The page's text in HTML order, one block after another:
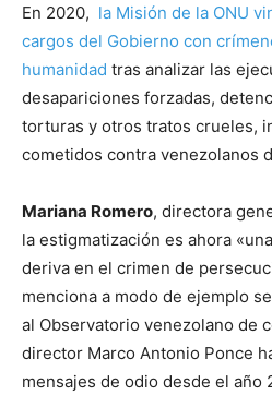
En 2020, la Misión de la ONU
cargos del Gobierno con
humanidad tras analizar las
desapariciones forzadas,
torturas y otros tratos crueles,
cometidos contra venezolanos
Mariana Romero, directora
la estigmatización es ahora
deriva en el crimen de
menciona a modo de ejemplo
al Observatorio venezolano de
director Marco Antonio Ponce
mensajes de odio desde el año